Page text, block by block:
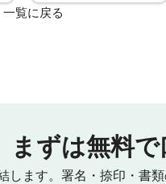
一覧に戻る
まずは無料
します。 署名・捺印・書類